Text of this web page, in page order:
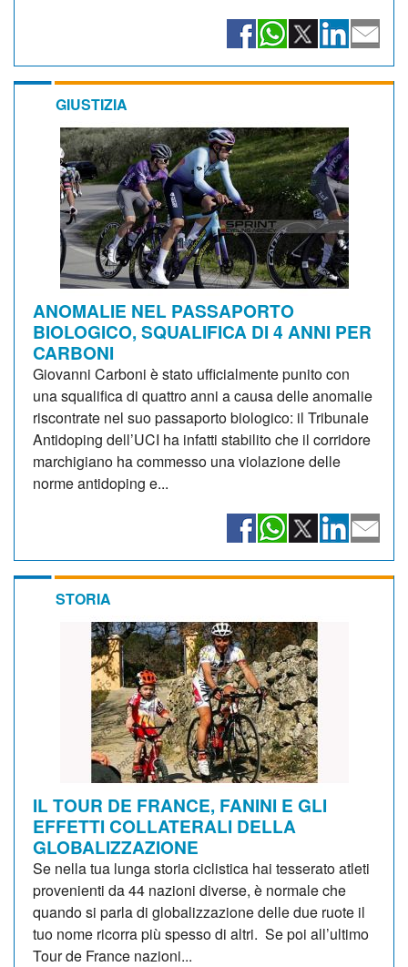
GIUSTIZIA
ANOMALIE NEL PASSAPORTO
BIOLOGICO, SQUALIFICA DI 4 ANNI PER
CARBONI
Giovanni Carboni è stato ufficialmente punito con
una squalifica di quattro anni a causa delle anomalie
riscontrate nel suo passaporto biologico: il Tribunale
Antidoping dell’UCI ha infatti stabilito che il corridore
marchigiano ha commesso una violazione delle
norme antidoping e...
STORIA
IL TOUR DE FRANCE, FANINI E GLI
EFFETTI COLLATERALI DELLA
GLOBALIZZAZIONE
Se nella tua lunga storia ciclistica hai tesserato atleti
provenienti da 44 nazioni diverse, è normale che
quando si parla di globalizzazione delle due ruote il
tuo nome ricorra più spesso di altri. Se poi all’ultimo
Tour de France nazioni...